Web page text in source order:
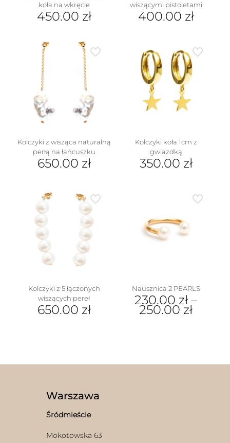
koła na wkręcie
450.00 zł
wiszącymi pistoletami
400.00 zł
Kolczyki z wisząca naturalną
perłą na łańcuszku
650.00 zł
Kolczyki koła 1cm z
gwiazdką
350.00 zł
Kolczyki z 5 łączonych
wiszących pereł
650.00 zł
Nausznica 2 PEARLS
230.00 zł –
250.00 zł
Warszawa
Śródmieście
Mokotowska 63